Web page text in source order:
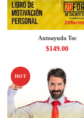
Autoayuda Toc
$149.00
HOT